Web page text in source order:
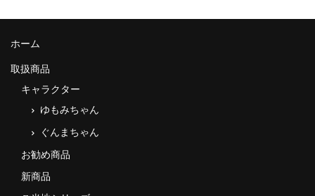
ホーム
取扱商品
キャラクター
ゆもみちゃん
ぐんまちゃん
お勧め商品
新商品